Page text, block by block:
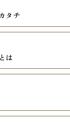
タチ
は